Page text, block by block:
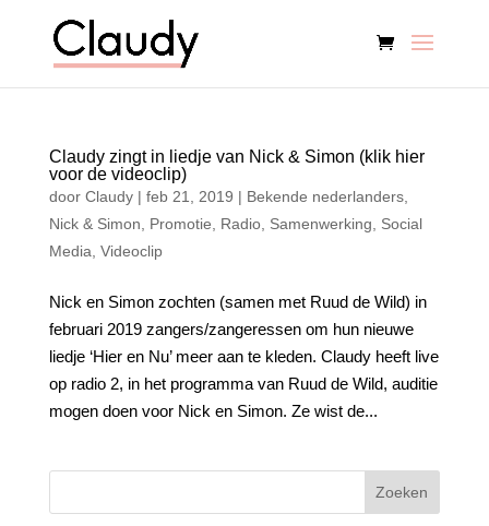
Claudy zingt in liedje van Nick & Simon (klik hier
voor de videoclip)
door Claudy| feb 21, 2019 | Bekende nederlanders,
Nick & Simon
Promotie Radio, Samenwerking
Social
Media Videoclip
Nick en Simon zochten (samen met Ruud de Wild) in
februari 2019 zangers/zangeressen om hun nieuwe
liedje ‘Hier en Nu’ meer aan te kleden. Claudy heeft live
op radio 2, in het programma van Ruud de Wild, auditie
mogen doen voor Nick en Simon. Ze wist de...